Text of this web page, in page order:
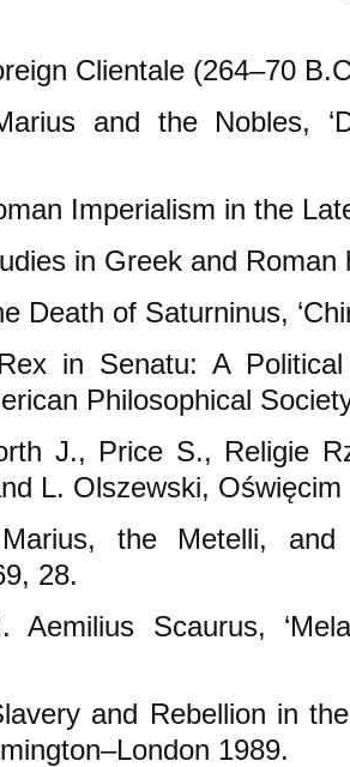
Clientale (264–70
and the Nobles,
Imperialism in the
in Greek and Roman
Death of Saturninus,
in Senatu: A
Philosophical
J., Price S., Religie
L. Olszewski, Oświęcim
the Metelli,
28.
Scaurus,
and Rebellion in
1989.